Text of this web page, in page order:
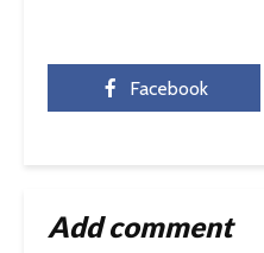
Facebook
Add comment